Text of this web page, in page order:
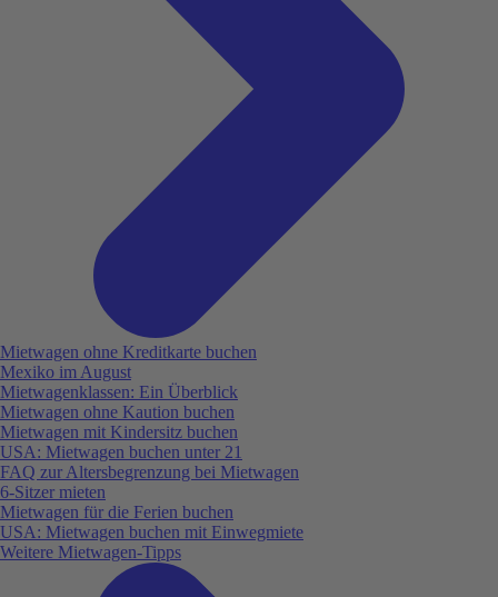
Mietwagen ohne Kreditkarte buchen
Mexiko im August
Mietwagenklassen: Ein Überblick
Mietwagen ohne Kaution buchen
Mietwagen mit Kindersitz buchen
USA: Mietwagen buchen unter 21
FAQ zur Altersbegrenzung bei Mietwagen
6-Sitzer mieten
Mietwagen für die Ferien buchen
USA: Mietwagen buchen mit Einwegmiete
Weitere Mietwagen-Tipps